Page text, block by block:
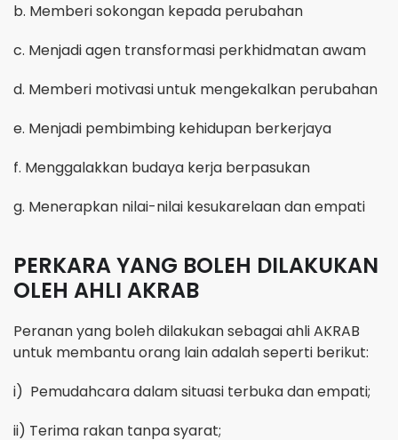
b. Memberi sokongan kepada perubahan
c. Menjadi agen transformasi perkhidmatan awam
d. Memberi motivasi untuk mengekalkan perubahan
e. Menjadi pembimbing kehidupan berkerjaya
f. Menggalakkan budaya kerja berpasukan
g. Menerapkan nilai-nilai kesukarelaan dan empati
PERKARA YANG BOLEH DILAKUKAN
OLEH AHLI AKRAB
Peranan yang boleh dilakukan sebagai ahli AKRAB
untuk membantu orang lain adalah seperti berikut:
i) Pemudahcara dalam situasi terbuka dan empati;
ii) Terima rakan tanpa syarat;